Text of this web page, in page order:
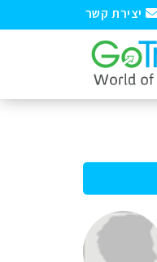
יצירת קשר